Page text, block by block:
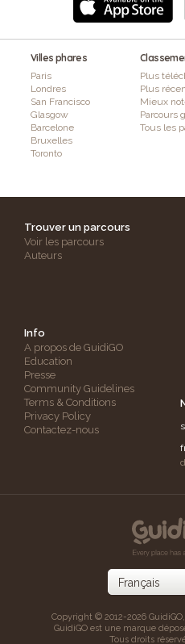
Villes phares
Paris
Londres
San Francisco
Glasgow
Barcelone
Bruxelles
Toronto
Plus
Plus
Mieux
Parcours
Tous les
Trouver un parcours
Voir les parcours
Auteurs
Info
A propos de GuidiGO
Education
Presse
Community Guidelines
Terms & Conditions
Privacy Policy
Contactez-nous
Copyright © 2012-2026
GuidiGO est une marque
Tous droits